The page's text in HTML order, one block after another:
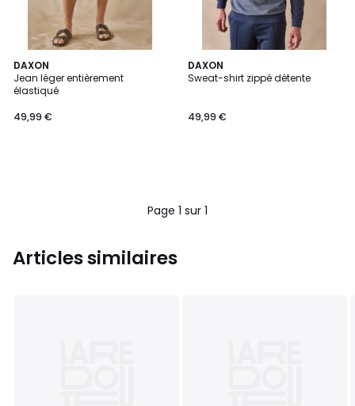
DAXON
Jean léger entièrement
élastiqué
49,99 €
DAXON
Sweat-shirt zippé détente
49,99 €
Page 1 sur 1
Articles similaires